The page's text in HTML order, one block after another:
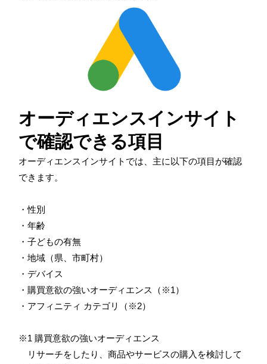
オーディエンスインサイト
で確認できる項目
オーディエンスインサイトでは、主に以下の項目が確認
できます。
・性別
・年齢
・子どもの有無
・地域（県、市町村）
・デバイス
・購買意欲の強いオーディエンス（※1）
・アフィニティ カテゴリ（※2）
※1 購買意欲の強いオーディエンス
リサーチをしたり、商品やサービスの購入を検討して